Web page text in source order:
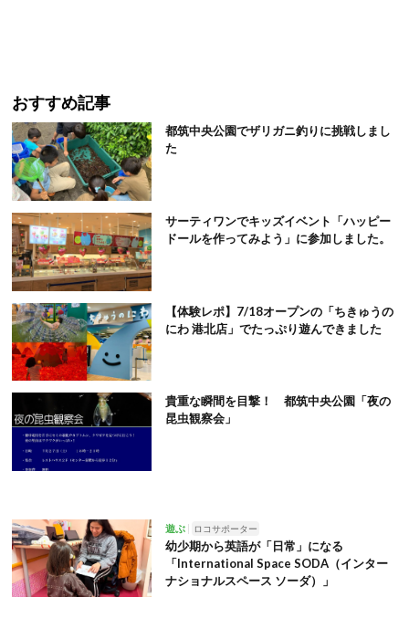
おすすめ記事
都筑中央公園でザリガニ釣りに挑戦しまし
た
サーティワンでキッズイベント「ハッピー
ドールを作ってみよう」に参加しました。
【体験レポ】7/18オープンの「ちきゅうの
にわ 港北店」でたっぷり遊んできました
貴重な瞬間を目撃！ 都筑中央公園「夜の
昆虫観察会」
遊ぶ ロコサポーター
幼少期から英語が「日常」になる
「International Space SODA（インター
ナショナルスペース ソーダ）」